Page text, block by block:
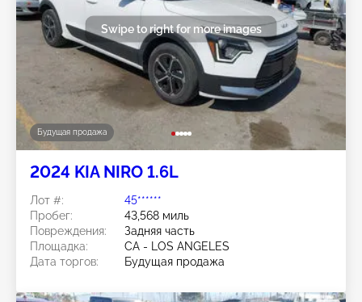
Будущая продажа
Swipe to right for more images
2024 KIA NIRO 1.6L
Лот #:
45******
Пробег:
43,568 миль
Повреждения:
Задняя часть
Площадка:
CA - LOS ANGELES
Дата торгов:
Будущая продажа